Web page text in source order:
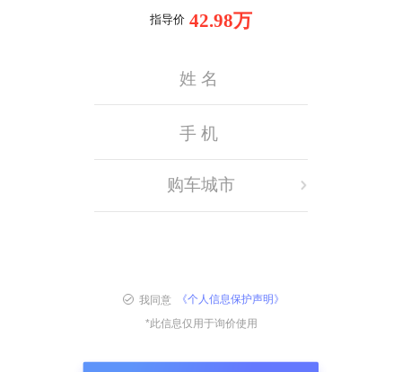
指导价 42.98万
购车城市
我同意
《个人信息保护声明》
*此信息仅用于询价使用